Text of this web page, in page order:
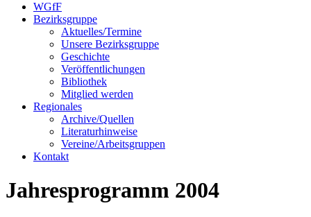
WGfF
Bezirksgruppe
Aktuelles/Termine
Unsere Bezirksgruppe
Geschichte
Veröffentlichungen
Bibliothek
Mitglied werden
Regionales
Archive/Quellen
Literaturhinweise
Vereine/Arbeitsgruppen
Kontakt
Jahresprogramm 2004